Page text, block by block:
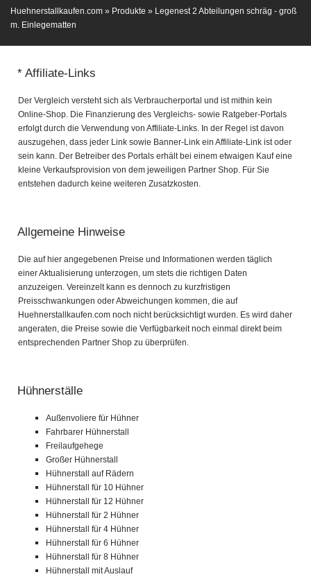
Huehnerstallkaufen.com » Produkte » Legenest 2 Abteilungen schräg - groß
m. Einlegematten
* Affiliate-Links
Der Vergleich versteht sich als Verbraucherportal und ist mithin kein
Online-Shop. Die Finanzierung des Vergleichs- sowie Ratgeber-Portals
erfolgt durch die Verwendung von Affiliate-Links. In der Regel ist davon
auszugehen, dass jeder Link sowie Banner-Link ein Affiliate-Link ist oder
sein kann. Der Betreiber des Portals erhält bei einem etwaigen Kauf eine
kleine Verkaufsprovision von dem jeweiligen Partner Shop. Für Sie
entstehen dadurch keine weiteren Zusatzkosten.
Allgemeine Hinweise
Die auf hier angegebenen Preise und Informationen werden täglich
einer Aktualisierung unterzogen, um stets die richtigen Daten
anzuzeigen. Vereinzelt kann es dennoch zu kurzfristigen
Preisschwankungen oder Abweichungen kommen, die auf
Huehnerstallkaufen.com noch nicht berücksichtigt wurden. Es wird daher
angeraten, die Preise sowie die Verfügbarkeit noch einmal direkt beim
entsprechenden Partner Shop zu überprüfen.
Hühnerställe
Außenvoliere für Hühner
Fahrbarer Hühnerstall
Freilaufgehege
Großer Hühnerstall
Hühnerstall auf Rädern
Hühnerstall für 10 Hühner
Hühnerstall für 12 Hühner
Hühnerstall für 2 Hühner
Hühnerstall für 4 Hühner
Hühnerstall für 6 Hühner
Hühnerstall für 8 Hühner
Hühnerstall mit Auslauf